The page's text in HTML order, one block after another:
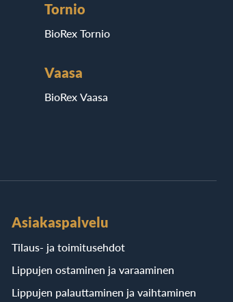
Tornio
BioRex Tornio
Vaasa
BioRex Vaasa
Asiakaspalvelu
Tilaus- ja toimitusehdot
Lippujen ostaminen ja varaaminen
Lippujen palauttaminen ja vaihtaminen